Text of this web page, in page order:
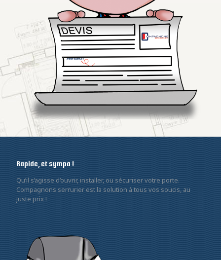
Rapide, et sympa !
Qu’il s’agisse d’ouvrir, installer, ou sécuriser votre porte.
Compagnons serrurier est la solution à tous vos soucis, au
juste prix !